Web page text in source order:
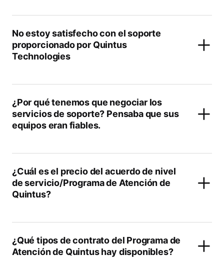
No estoy satisfecho con el soporte
proporcionado por Quintus
Technologies
¿Por qué tenemos que negociar los
servicios de soporte? Pensaba que sus
equipos eran fiables.
¿Cuál es el precio del acuerdo de nivel
de servicio/Programa de Atención de
Quintus?
¿Qué tipos de contrato del Programa de
Atención de Quintus hay disponibles?